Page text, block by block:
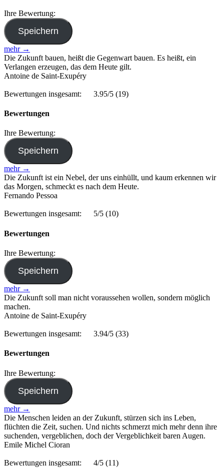
Ihre Bewertung:
mehr →
Die Zukunft bauen, heißt die Gegenwart bauen. Es heißt, ein
Verlangen erzeugen, das dem Heute gilt.
Antoine de Saint-Exupéry
Bewertungen insgesamt: 3.95/5 (19)
Bewertungen
Ihre Bewertung:
mehr →
Die Zukunft ist ein Nebel, der uns einhüllt, und kaum erkennen wir
das Morgen, schmeckt es nach dem Heute.
Fernando Pessoa
Bewertungen insgesamt: 5/5 (10)
Bewertungen
Ihre Bewertung:
mehr →
Die Zukunft soll man nicht voraussehen wollen, sondern möglich
machen.
Antoine de Saint-Exupéry
Bewertungen insgesamt: 3.94/5 (33)
Bewertungen
Ihre Bewertung:
mehr →
Die Menschen leiden an der Zukunft, stürzen sich ins Leben,
flüchten die Zeit, suchen. Und nichts schmerzt mich mehr denn ihre
suchenden, vergeblichen, doch der Vergeblichkeit baren Augen.
Emile Michel Cioran
Bewertungen insgesamt: 4/5 (11)